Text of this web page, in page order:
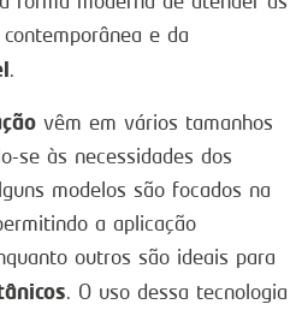
e da
.
vêm em vários tamanhos
se às necessidades dos
modelos são focados na
a aplicação
outros são ideais para
. O uso dessa tecnologia